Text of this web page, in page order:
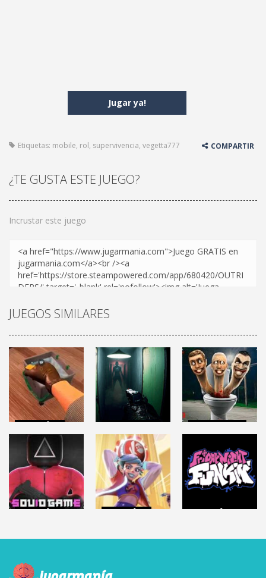
Jugar ya!
Etiquetas: mobile, rol, supervivencia, vegetta777 COMPARTIR
¿TE GUSTA ESTE JUEGO?
Incrustar este juego
JUEGOS SIMILARES
CRIME SCENE
CLEANER
6.33K
DEPPART
PROTOTYPE
4.64K
SKIBIDI TOILET
(Juego)
7.55K
45.3K